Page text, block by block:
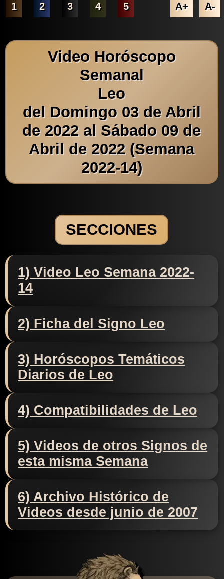
1 2 3 4 5 A+ A-
Video Horóscopo
Semanal
Leo
del Domingo 03 de Abril
de 2022 al Sábado 09 de
Abril de 2022 (Semana
2022-14)
SECCIONES
1) Video Leo Semana 2022-
14
2) Ficha del Signo Leo
3) Horóscopos Temáticos
Diarios de Leo
4) Compatibilidades de Leo
5) Videos de otros Signos de
esta misma Semana
6) Archivo Histórico de
Videos desde junio de 2007